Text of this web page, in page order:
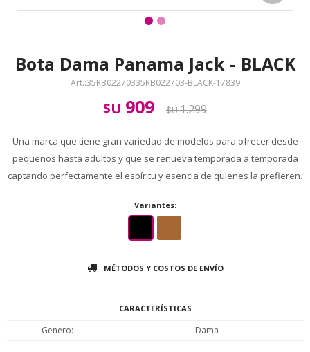
Bota Dama Panama Jack - BLACK
35RB02270335RB022703-BLACK-17839
$U 909 $U1.299
Una marca que tiene gran variedad de modelos para ofrecer desde
pequeños hasta adultos y que se renueva temporada a temporada
captando perfectamente el espíritu y esencia de quienes la prefieren.
Variantes:
MÉTODOS Y COSTOS DE ENVÍO
CARACTERÍSTICAS
Genero Dama